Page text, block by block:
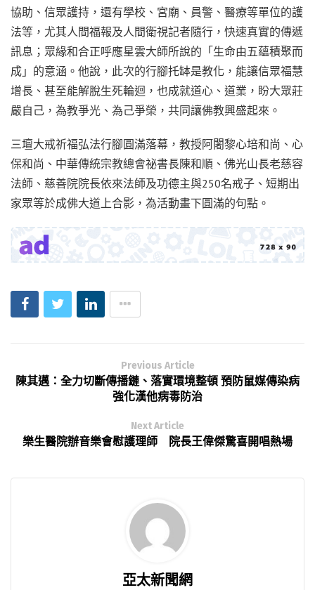
協助、信眾護持，還有學校、宮廟、員警、醫療等單位的護
法等，尤其人間福報及人間衛視記者隨行，快速真實的傳遞
訊息；眾緣和合正呼應星雲大師所說的「生命由五蘊積聚而
成」的意涵。他說，此次的行腳托缽是教化，能讓信眾福慧
增長、甚至能解脫生死輪迴，也成就道心、道業，盼大眾莊
嚴自己，為教爭光、為己爭榮，共同讓佛教興盛起來。
三壇大戒祈福弘法行腳圓滿落幕，教授阿闍黎心培和尚、心
保和尚、中華傳統宗教總會祕書長陳和順、佛光山長老慈容
法師、慈善院院長依來法師及功德主與250名戒子、短期出
家眾等於成佛大道上合影，為活動畫下圓滿的句點。
Previous Article
陳其邁：全力切斷傳播鏈、落實環境整頓 預防鼠媒傳染病
強化漢他病毒防治
Next Article
樂生醫院辦音樂會慰護理師 院長王偉傑驚喜開唱熱場
亞太新聞網